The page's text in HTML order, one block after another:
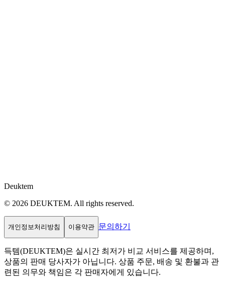
Deuktem
© 2026 DEUKTEM. All rights reserved.
개인정보처리방침 이용약관 문의하기
득템(DEUKTEM)은 실시간 최저가 비교 서비스를 제공하며,
상품의 판매 당사자가 아닙니다. 상품 주문, 배송 및 환불과 관
련된 의무와 책임은 각 판매자에게 있습니다.